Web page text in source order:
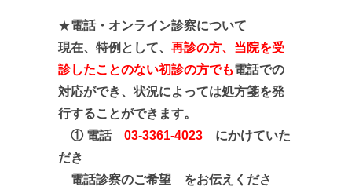
★電話・オンライン診察について
現在、特例として、 再診の方、当院を受
診したことのない初診の方でも電話での
対応ができ、状況によっては処方箋を発
行することができます。
① 電話 03-3361-4023 にかけていた
だき
電話診察のご希望 をお伝えくださ